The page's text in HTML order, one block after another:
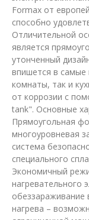
Formax от
способно
Отличительной
является
утонченный
впишется в самые
комнаты, так и
от коррозии с
tank". Основные
Прямоугольная
многоуровневая
система
специального
Экономичный
нагревательного
нагрева –